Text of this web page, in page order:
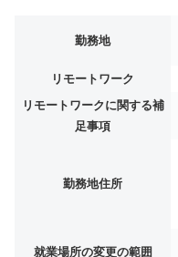
勤務地
リモートワーク
リモートワークに関する補
足事項
勤務地住所
就業場所の変更の範囲